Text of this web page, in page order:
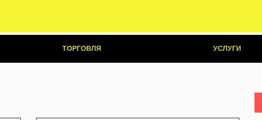
ТОРГОВЛЯ УСЛУГИ